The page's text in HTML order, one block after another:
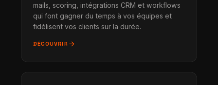
mails, scoring, intégrations CRM et workflows
qui font gagner du temps à vos équipes et
fidélisent vos clients sur la durée.
DÉCOUVRIR arrow_forward